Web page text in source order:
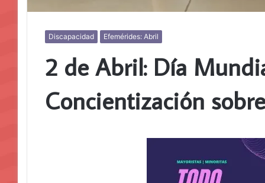
Discapacidad Efemérides: Abril
2 de Abril: Día
Concientización